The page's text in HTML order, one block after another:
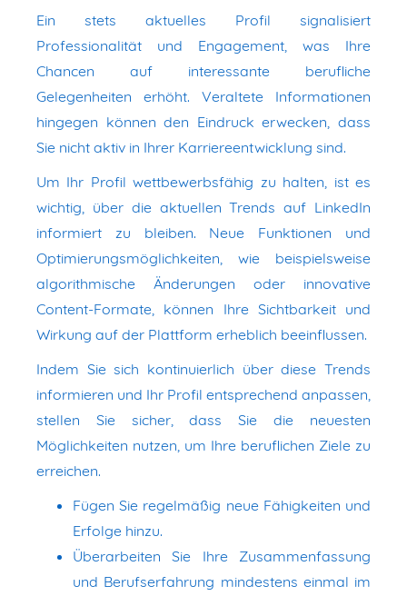
Ein stets aktuelles Profil signalisiert
Professionalität und Engagement, was Ihre
Chancen auf interessante berufliche
Gelegenheiten erhöht. Veraltete Informationen
hingegen können den Eindruck erwecken, dass
Sie nicht aktiv in Ihrer Karriereentwicklung sind.
Um Ihr Profil wettbewerbsfähig zu halten, ist es
wichtig, über die aktuellen Trends auf LinkedIn
informiert zu bleiben. Neue Funktionen und
Optimierungsmöglichkeiten, wie beispielsweise
algorithmische Änderungen oder innovative
Content-Formate, können Ihre Sichtbarkeit und
Wirkung auf der Plattform erheblich beeinflussen.
Indem Sie sich kontinuierlich über diese Trends
informieren und Ihr Profil entsprechend anpassen,
stellen Sie sicher, dass Sie die neuesten
Möglichkeiten nutzen, um Ihre beruflichen Ziele zu
erreichen.
Fügen Sie regelmäßig neue Fähigkeiten und
Erfolge hinzu.
Überarbeiten Sie Ihre Zusammenfassung
und Berufserfahrung mindestens einmal im